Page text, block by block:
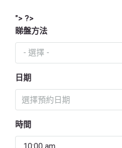
"> ?>
睇盤方法
- 選擇 -
日期
時間